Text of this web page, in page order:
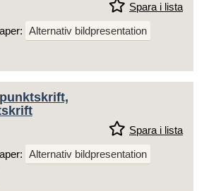
Spara i lista
Alternativ bildpresentation
Spara i lista
Alternativ bildpresentation